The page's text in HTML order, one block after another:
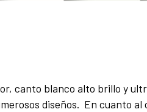
canto blanco alto brillo y
diseños. En cuanto